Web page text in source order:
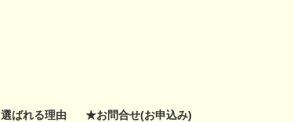
選ばれる理由 ★お問合せ(お申込み)